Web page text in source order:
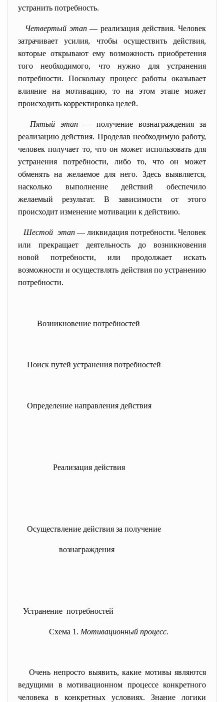
устранить потребность.
Четвертый этап— реализация действия. Человек
затрачивает усилия, чтобы осуществить действия,
которые открывают ему возможность приобретения
того необходимого, что нужно для устранения
потребности. Поскольку процесс работы оказывает
влияние на мотивацию, то на этом этапе может
происходить корректировка целей.
Пятый этап— получение вознаграждения за
реализацию действия. Проделав необходимую работу,
человек получает то, что он может использовать для
устранения потребности, либо то, что он может
обменять на желаемое для него. Здесь выявляется,
насколько выполнение действий обеспечило
желаемый результат. В зависимости от этого
происходит изменение мотивации к действию.
Шестой этап— ликвидация потребности. Человек
или прекращает деятельность до возникновения
новой потребности, или продолжает искать
возможности и осуществлять действия по устранению
потребности.
Возникновение потребностей
Поиск путей устранения потребностей
Определение направления действия
Реализация действия
Осуществление действия за получение
вознаграждения
Устранение потребностей
Схема 1. Мотивационный процесс.
Очень непросто выявить, какие мотивы являются
ведущими в мотивационном процессе конкретного
человека в конкретных условиях. Знание логики